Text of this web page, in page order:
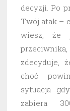
decyzji. Po
Twój atak –
wiesz, że
zdecyduje,
choć
sytuacja
zabiera